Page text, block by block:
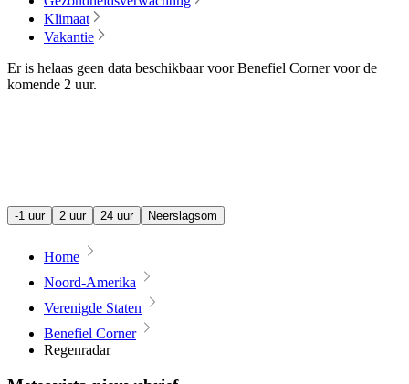
Klimaat
Vakantie
Er is helaas geen data beschikbaar voor Benefiel Corner voor de
komende 2 uur.
-1 uur 2 uur 24 uur Neerslagsom
Home
Noord-Amerika
Verenigde Staten
Benefiel Corner
Regenradar